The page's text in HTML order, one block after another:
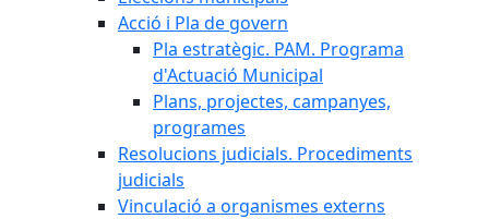
Acció i Pla de govern
Pla estratègic. PAM. Programa
d'Actuació Municipal
Plans, projectes, campanyes,
programes
Resolucions judicials. Procediments
judicials
Vinculació a organismes externs